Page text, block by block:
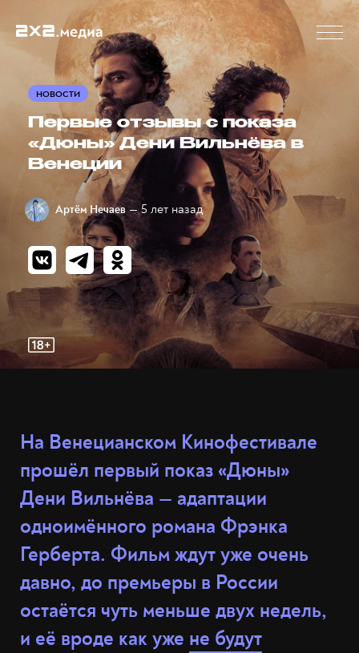
НОВОСТИ
Первые отзывы с показа
«Дюны» Дени Вильнёва в
Венеции
Артём Нечаев — 5 лет назад
На Венецианском Кинофестивале
прошёл первый показ «Дюны»
Дени Вильнёва — адаптации
одноимённого романа Фрэнка
Герберта. Фильм ждут уже очень
давно, до премьеры в России
остаётся чуть меньше двух недель,
и её вроде как уже не будут